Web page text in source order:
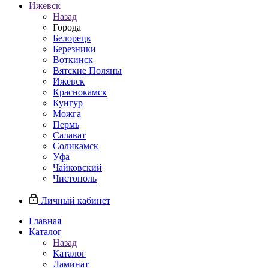
Ижевск
Назад
Города
Белорецк
Березники
Воткинск
Вятские Поляны
Ижевск
Краснокамск
Кунгур
Можга
Пермь
Салават
Соликамск
Уфа
Чайковский
Чистополь
Личный кабинет
Главная
Каталог
Назад
Каталог
Ламинат